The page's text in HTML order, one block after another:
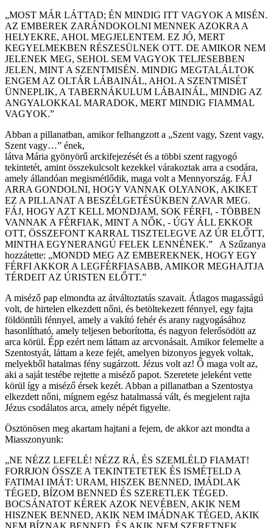
„MOST MÁR LÁTTAD; ÉN MINDIG ITT VAGYOK A MISÉN.
AZ EMBEREK ZARÁNDOKOLNI MENNEK AZOKRA A
HELYEKRE, AHOL MEGJELENTEM. EZ JÓ, MERT
KEGYELMEKBEN RÉSZESÜLNEK OTT. DE AMIKOR NEM
JELENEK MEG, SEHOL SEM VAGYOK TELJESEBBEN
JELEN, MINT A SZENTMISÉN. MINDIG MEGTALÁLTOK
ENGEM AZ OLTÁR LÁBAINÁL, AHOL A SZENTMISÉT
ÜNNEPLIK, A TABERNÁKULUM LÁBAINÁL, MINDIG AZ
ANGYALOKKAL MARADOK, MERT MINDIG FIAMMAL
VAGYOK.”
Abban a pillanatban, amikor felhangzott a „Szent vagy, Szent vagy,
Szent vagy…” ének,
látva Mária gyönyörű arckifejezését és a többi szent ragyogó
tekintetét, amint összekulcsolt kezekkel várakoztak arra a csodára,
amely állandóan megismétlődik, maga volt a Mennyország. FÁJ
ARRA GONDOLNI, HOGY VANNAK OLYANOK, AKIKET
EZ A PILLANAT A BESZÉLGETÉSÜKBEN ZAVAR MEG.
FÁJ, HOGY AZT KELL MONDJAM, SOK FÉRFI, - TÖBBEN
VANNAK A FÉRFIAK, MINT A NŐK, - ÚGY ÁLL EKKOR
OTT, ÖSSZEFONT KARRAL TISZTELEGVE AZ ÚR ELŐTT,
MINTHA EGYNERANGÚ FELEK LENNÉNEK.” A Szűzanya
hozzátette: „MONDD MEG AZ EMBEREKNEK, HOGY EGY
FÉRFI AKKOR A LEGFÉRFIASABB, AMIKOR MEGHAJTJA
TÉRDEIT AZ ÚRISTEN ELŐTT.”
A miséző pap elmondta az átváltoztatás szavait. Átlagos magasságú
volt, de hirtelen elkezdett nőni, és betöltekezett fénnyel, egy fajta
földöntúli fénnyel, amely a vakító fehér és arany ragyogásához
hasonlítható, amely teljesen beborította, és nagyon felerősödött az
arca körül. Épp ezért nem láttam az arcvonásait. Amikor felemelte a
Szentostyát, láttam a keze fejét, amelyen bizonyos jegyek voltak,
melyekből hatalmas fény sugárzott. Jézus volt az! Ő maga volt az,
aki a saját testébe rejtette a miséző papot. Szeretete jeleként vette
körül így a miséző érsek kezét. Abban a pillanatban a Szentostya
elkezdett nőni, mígnem egész hatalmassá vált, és megjelent rajta
Jézus csodálatos arca, amely népét figyelte.
Ösztönösen meg akartam hajtani a fejem, de akkor azt mondta a
Miasszonyunk:
„NE NÉZZ LEFELÉ! NÉZZ RÁ, ÉS SZEMLÉLD FIAMAT!
FORRJON ÖSSZE A TEKINTETETEK ÉS ISMÉTELD A
FATIMAI IMÁT: URAM, HISZEK BENNED, IMÁDLAK
TÉGED, BÍZOM BENNED ÉS SZERETLEK TÉGED.
BOCSÁNATOT KÉREK AZOK NEVÉBEN, AKIK NEM
HISZNEK BENNED, AKIK NEM IMÁDNAK TÉGED, AKIK
NEM BÍZNAK BENNED, ÉS AKIK NEM SZERETNEK